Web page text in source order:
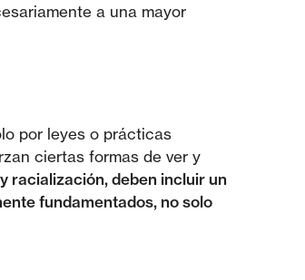
a una mayor
por leyes o prácticas
ciertas formas de ver y
racialización, deben incluir un
fundamentados, no solo